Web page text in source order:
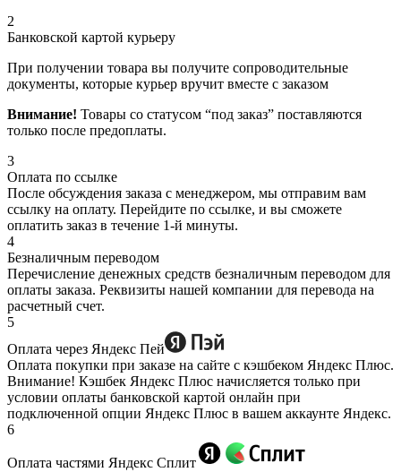
2
Банковской картой курьеру
При получении товара вы получите сопроводительные
документы, которые курьер вручит вместе с заказом
Внимание! Товары со статусом “под заказ” поставляются
только после предоплаты.
3
Оплата по ссылке
После обсуждения заказа с менеджером, мы отправим вам
ссылку на оплату. Перейдите по ссылке, и вы сможете
оплатить заказ в течение 1-й минуты.
4
Безналичным переводом
Перечисление денежных средств безналичным переводом для
оплаты заказа. Реквизиты нашей компании для перевода на
расчетный счет.
5
Оплата через Яндекс Пей
Оплата покупки при заказе на сайте с кэшбеком Яндекс Плюс.
Внимание! Кэшбек Яндекс Плюс начисляется только при
условии оплаты банковской картой онлайн при
подключенной опции Яндекс Плюс в вашем аккаунте Яндекс.
6
Оплата частями Яндекс Сплит